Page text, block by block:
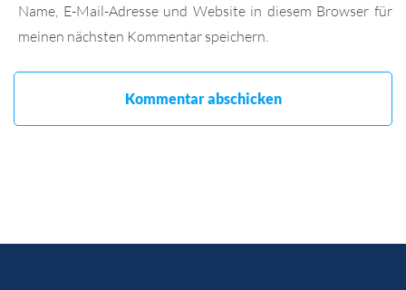
Name, E-Mail-Adresse und Website in diesem Browser für
meinen nächsten Kommentar speichern.